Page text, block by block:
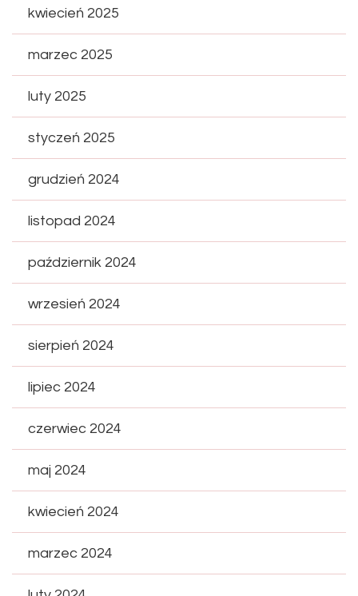
kwiecień 2025
marzec 2025
luty 2025
styczeń 2025
grudzień 2024
listopad 2024
październik 2024
wrzesień 2024
sierpień 2024
lipiec 2024
czerwiec 2024
maj 2024
kwiecień 2024
marzec 2024